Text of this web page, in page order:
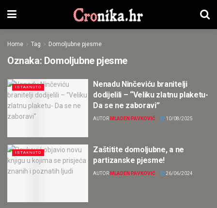
Home Tag Domoljubne pjesme
Oznaka: Domoljubne pjesme
ISTAKNUTO
Nenadu Ninčeviću branitelji
dodijelili – “Veliku zlatnu plaketu-
Da se ne zaboravi”
AUTOR MLADEN PAVKOVIĆ 10/08/2025
ISTAKNUTO
Zaštitite domoljubne, a ne
partizanske pjesme!
AUTOR MLADEN PAVKOVIĆ 26/06/2024